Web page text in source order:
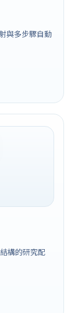
與多步驟自動
構的研究配